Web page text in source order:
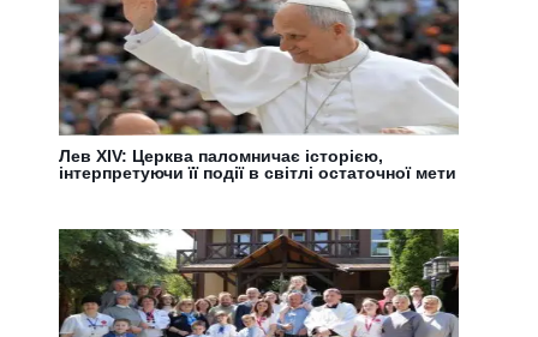
Лев XIV: Церква паломничає історією,
інтерпретуючи її події в світлі остаточної мети